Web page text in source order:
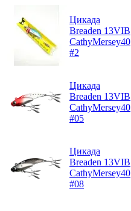
Цикада
Breaden 13VIB
CathyMersey40
#2
Цикада
Breaden 13VIB
CathyMersey40
#05
Цикада
Breaden 13VIB
CathyMersey40
#08